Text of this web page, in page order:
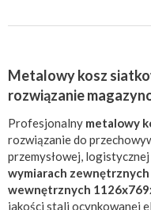
Metalowy kosz
rozwiązanie
Profesjonalny metalowy
rozwiązanie do
przemysłowej,
wymiarach
wewnętrznych
jakości stali ocynkowanej